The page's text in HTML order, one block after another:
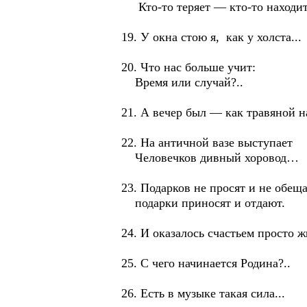
Кто-то теряет — кто-то
19. У окна стою я, как у холста...
20. Что нас больше учит:
Время или случай?..
21. А вечер был — как травяной
22. На античной вазе выступает
Человечков дивный хоровод…
23. Подарков не просят и не
подарки приносят и отдают.
24. И оказалось счастьем просто
25. С чего начинается Родина?..
26. Есть в музыке такая сила...